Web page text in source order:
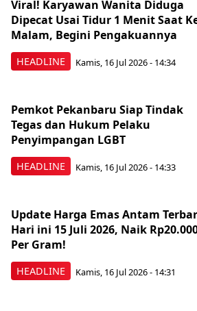
HEADLINE
Viral! Karyawan Wanita Diduga
Dipecat Usai Tidur 1 Menit Saat
Malam, Begini Pengakuannya
Kamis, 16 Jul 2026 - 14:34
HEADLINE
Pemkot Pekanbaru Siap Tindak
Tegas dan Hukum Pelaku
Penyimpangan LGBT
Kamis, 16 Jul 2026 - 14:33
HEADLINE
Update Harga Emas Antam
Hari ini 15 Juli 2026, Naik
Per Gram!
Kamis, 16 Jul 2026 - 14:31